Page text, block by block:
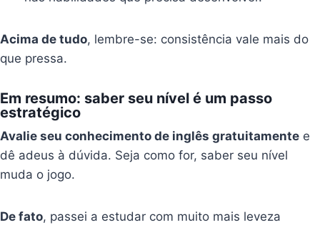
Acima de tudo, lembre-se: consistência vale mais do
que pressa.
Em resumo: saber seu nível é um passo
estratégico
Avalie seu conhecimento de inglês gratuitamente e
dê adeus à dúvida. Seja como for, saber seu nível
muda o jogo.
De fato, passei a estudar com muito mais leveza